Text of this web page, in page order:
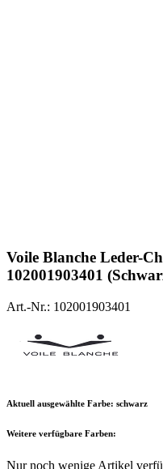
Voile Blanche Leder-
102001903401
Art.-Nr.: 102001903401
Aktuell ausgewählte Farbe: schwarz
Weitere verfügbare Farben:
Nur noch wenige Artikel